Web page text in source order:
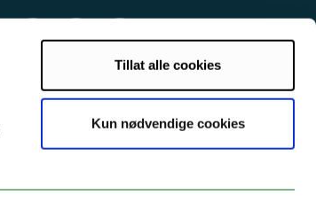
Tillat alle cookies
Kun nødvendige cookies